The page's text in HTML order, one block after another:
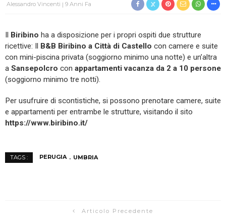
Alessandro Vincenti 9 Anni Fa
Il Biribino ha a disposizione per i propri ospiti due strutture
ricettive: Il B&B Biribino a Città di Castello con camere e suite
con mini-piscina privata (soggiorno minimo una notte) e un’altra
a Sansepolcro con appartamenti vacanza da 2 a 10 persone
(soggiorno minimo tre notti).
Per usufruire di scontistiche, si possono prenotare camere, suite
e appartamenti per entrambe le strutture, visitando il sito
https://www.biribino.it/
TAGS : PERUGIA UMBRIA
Articolo Precedente